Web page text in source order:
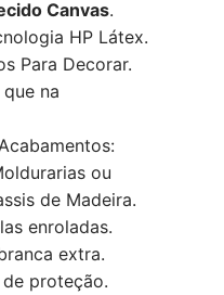
Canvas.
HP Látex.
Para Decorar.
na
ou
de Madeira.
enroladas.
extra.
proteção.